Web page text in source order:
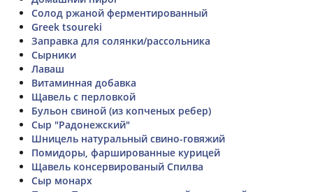
Солод ржаной ферментированный
Greek tsoureki
Заправка для солянки/рассольника
Сырники
Лаваш
Витаминная добавка
Щавель с перловкой
Бульон свиной (из копченых ребер)
Сыр "Радонежский"
Шницель натуральный свино-говяжий
Помидоры, фаршированные курицей
Щавель консервированый Спилва
Сыр монарх